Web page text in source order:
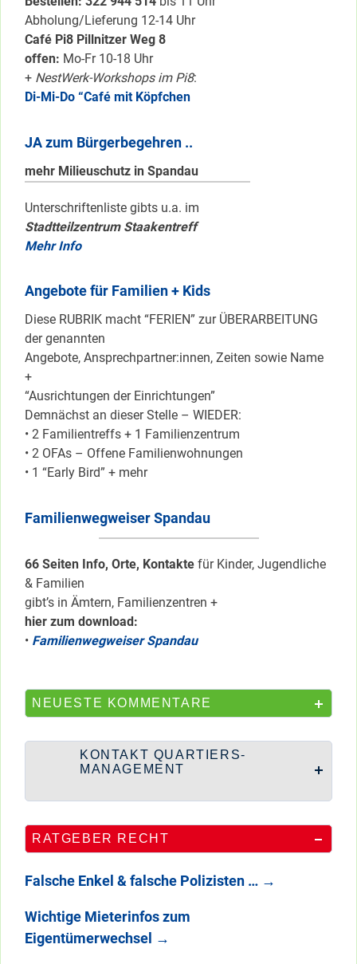
Abholung/Lieferung 12-14 Uhr
Café Pi8 Pillnitzer Weg 8
offen: Mo-Fr 10-18 Uhr
+ NestWerk-Workshops im Pi8:
Di-Mi-Do “Café mit Köpfchen
JA zum Bürgerbegehren ..
mehr Milieuschutz in Spandau
Unterschriftenliste gibts u.a. im
Stadtteilzentrum Staakentreff
Mehr Info
Angebote für Familien + Kids
Diese RUBRIK macht “FERIEN” zur ÜBERARBEITUNG
der genannten
Angebote, Ansprechpartner:innen, Zeiten sowie Name
+
“Ausrichtungen der Einrichtungen”
Demnächst an dieser Stelle – WIEDER:
• 2 Familientreffs + 1 Familienzentrum
• 2 OFAs – Offene Familienwohnungen
• 1 “Early Bird” + mehr
Familienwegweiser Spandau
66 Seiten Info, Orte, Kontakte für Kinder, Jugendliche
& Familien
gibt’s in Ämtern, Familienzentren +
hier zum download:
• Familienwegweiser Spandau
NEUESTE KOMMENTARE
KONTAKT QUARTIERS-
MANAGEMENT
RATGEBER RECHT
Falsche Enkel & falsche Polizisten … →
Wichtige Mieterinfos zum
Eigentümerwechsel →